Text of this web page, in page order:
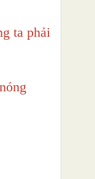
ta phải